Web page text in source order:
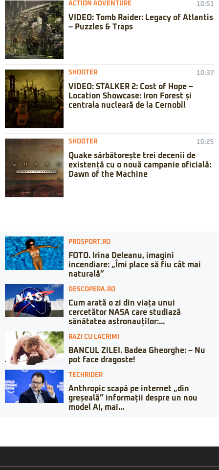
ACTION ADVENTURE 10:51
VIDEO: Tomb Raider: Legacy of Atlantis
– Puzzles & Traps
SHOOTER 10:37
VIDEO: STALKER 2: Cost of Hope –
Location Showcase: Iron Forest și
centrala nucleară de la Cernobîl
SHOOTER 10:25
Quake sărbătorește trei decenii de
existență cu o nouă campanie oficială:
Dawn of the Machine
PROSPORT.RO
FOTO. Irina Deleanu, imagini
incendiare: „Îmi place să fiu cât mai
naturală”
DESCOPERA.RO
Cum arată o zi din viața unui
cercetător NASA care studiază
sănătatea astronauților:...
RAZI CU LACRIMI
BANCUL ZILEI. Badea Gheorghe: – Nu
pot face dragoste!
TECHRIDER
Anthropic scapă pe internet „din
greșeală” informații despre un nou
model AI, mai...